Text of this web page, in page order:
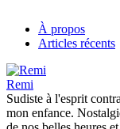
À propos
Articles récents
Remi
Sudiste à l'esprit
mon enfance.